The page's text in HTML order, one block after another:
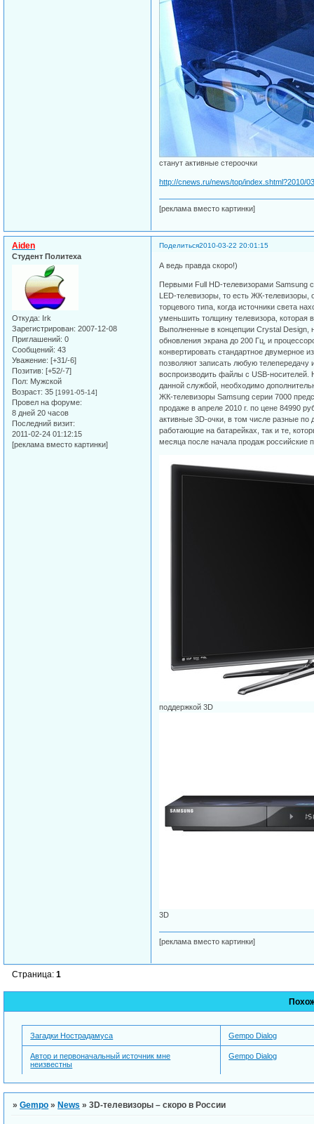
станут активные стероочки
http://cnews.ru/news/top/index.shtml?2010/
[реклама вместо картинки]
Поделиться2010-03-22 20:01:15
Aiden
Студент Политеха
Откуда: Irk
Зарегистрирован: 2007-12-08
Приглашений: 0
Сообщений: 43
Уважение: [+31/-6]
Позитив: [+52/-7]
Пол: Мужской
Возраст: 35 [1991-05-14]
Провел на форуме:
8 дней 20 часов
Последний визит:
2011-02-24 01:12:15
[реклама вместо картинки]
А ведь правда скоро!)
Первыми Full HD-телевизорами Samsung
LED-телевизоры, то есть ЖК-телевизоры,
торцевого типа, когда источники света
уменьшить толщину телевизора, которая
Выполненные в концепции Crystal Design,
обновления экрана до 200 Гц, и
конвертировать стандартное двумерное
позволяют записать любую
воспроизводить файлы с USB-носителей.
данной службой, необходимо
ЖК-телевизоры Samsung серии 7000
продаже в апреле 2010 г. по цене 84990
активные 3D-очки, в том числе разные по
работающие на батарейках, так и те,
месяца после начала продаж российские
поддержкой 3D
3D
[реклама вместо картинки]
Страница:1
Загадки Нострадамуса Gempo Dialog
Автор и первоначальный источник мне
неизвестны
Gempo Dialog
»Gempo »News »3D-телевизоры – скоро в России